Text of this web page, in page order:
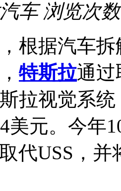
车浏览次
根据汽车
特斯拉通过
拉视觉系统
美元。今年
代USS，